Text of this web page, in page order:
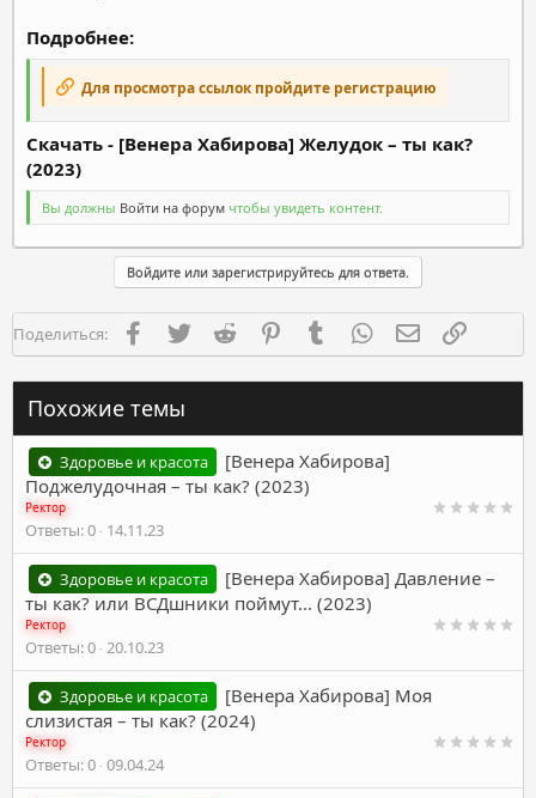
Подробнее:
Для просмотра ссылок пройдите регистрацию
Скачать - [Венера Хабирова] Желудок – ты как?
(2023)
Вы должны Войти на форум чтобы увидеть контент.
Войдите или зарегистрируйтесь для ответа.
Поделиться: FacebookTwitter Reddit PinterestTumblr WhatsAppЭлектронная
Похожие темы
Здоровье и красота
[Венера Хабирова]
Поджелудочная – ты как? (2023)
Ректор
Ответы 0 14.11.23
Здоровье и красота
[Венера Хабирова] Давление –
ты как? или ВСДшники поймут... (2023)
Ректор
Ответы 0 20.10.23
Здоровье и красота
[Венера Хабирова] Моя
слизистая – ты как? (2024)
Ректор
Ответы 0 09.04.24